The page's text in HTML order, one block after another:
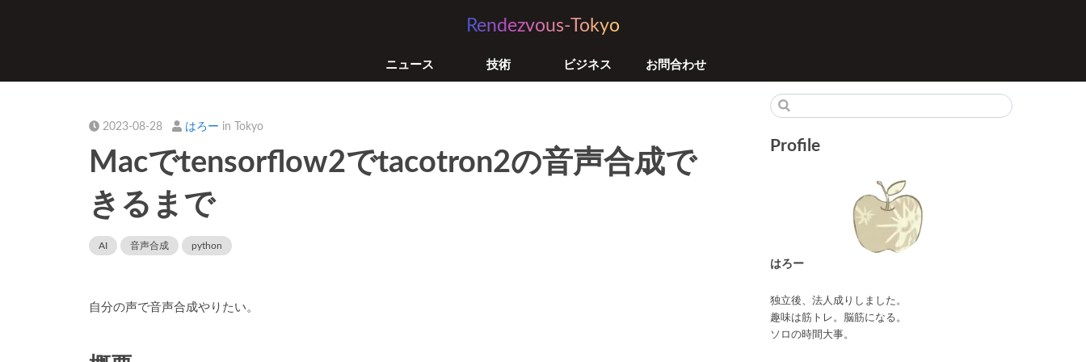
Rendezvous-Tokyo
ニュース 技術 ビジネス お問合わせ
2023-08-28 はろー in Tokyo
Macでtensorflow2でtacotron2の音声合成で
きるまで
AI 音声合成 python
自分の声で音声合成やりたい。
Profile
はろー
独立後、法人成りしました。
趣味は筋トレ。脳筋になる。
ソロの時間大事。